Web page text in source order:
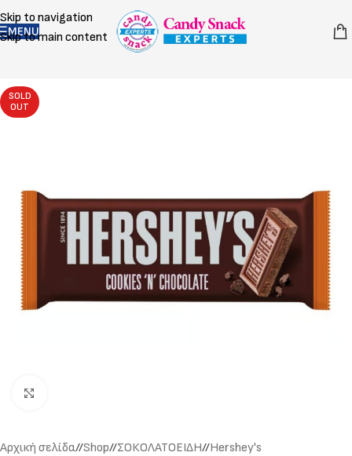
Skip to navigation
Skip to main content
MENU
SOLD
OUT
Αρχική σελίδα/ Shop/ ΣΟΚΟΛΑΤΟΕΙΔΗ/ Hershey's